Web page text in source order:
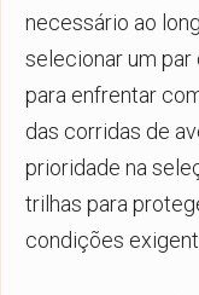
necessário ao
selecionar um par
para enfrentar
das corridas de
prioridade na
trilhas para
condições